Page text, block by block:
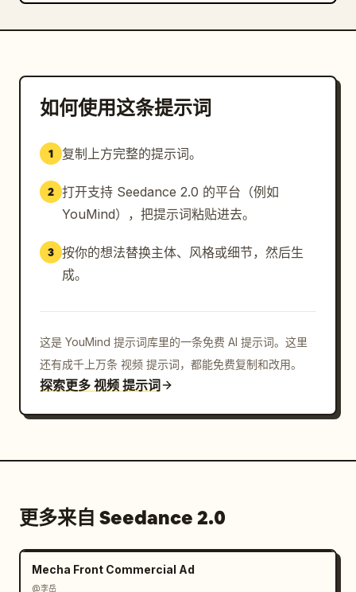
如何使用这条提示词
1 复制上方完整的提示词。
2 打开支持 Seedance 2.0 的平台（例如
YouMind），把提示词粘贴进去。
3 按你的想法替换主体、风格或细节，然后生
成。
这是 YouMind 提示词库里的一条免费 AI 提示词。这里
还有成千上万条 视频 提示词，都能免费复制和改用。
探索更多 视频 提示词
更多来自 Seedance 2.0
Mecha Front Commercial Ad
@李岳